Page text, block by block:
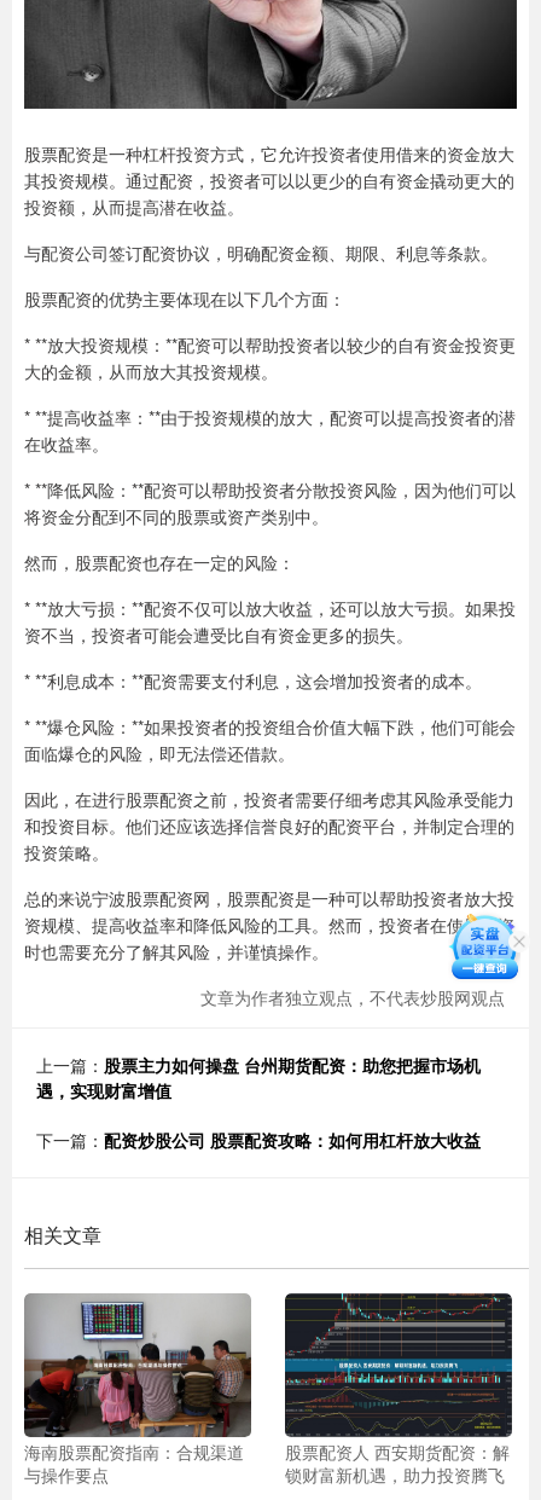
股票配资是一种杠杆投资方式，它允许投资者使用借来的资金放大
其投资规模。通过配资，投资者可以以更少的自有资金撬动更大的
投资额，从而提高潜在收益。
与配资公司签订配资协议，明确配资金额、期限、利息等条款。
股票配资的优势主要体现在以下几个方面：
* **放大投资规模：**配资可以帮助投资者以较少的自有资金投资更
大的金额，从而放大其投资规模。
* **提高收益率：**由于投资规模的放大，配资可以提高投资者的潜
在收益率。
* **降低风险：**配资可以帮助投资者分散投资风险，因为他们可以
将资金分配到不同的股票或资产类别中。
然而，股票配资也存在一定的风险：
* **放大亏损：**配资不仅可以放大收益，还可以放大亏损。如果投
资不当，投资者可能会遭受比自有资金更多的损失。
* **利息成本：**配资需要支付利息，这会增加投资者的成本。
* **爆仓风险：**如果投资者的投资组合价值大幅下跌，他们可能会
面临爆仓的风险，即无法偿还借款。
因此，在进行股票配资之前，投资者需要仔细考虑其风险承受能力
和投资目标。他们还应该选择信誉良好的配资平台，并制定合理的
投资策略。
总的来说宁波股票配资网，股票配资是一种可以帮助投资者放大投
资规模、提高收益率和降低风险的工具。然而，投资者在使用配资
时也需要充分了解其风险，并谨慎操作。
文章为作者独立观点，不代表炒股网观点
上一篇： 股票主力如何操盘 台州期货配资：助您把握市场机
遇，实现财富增值
下一篇： 配资炒股公司 股票配资攻略：如何用杠杆放大收益
相关文章
海南股票配资指南：合规渠道
与操作要点
股票配资人 西安期货配资：解
锁财富新机遇，助力投资腾飞